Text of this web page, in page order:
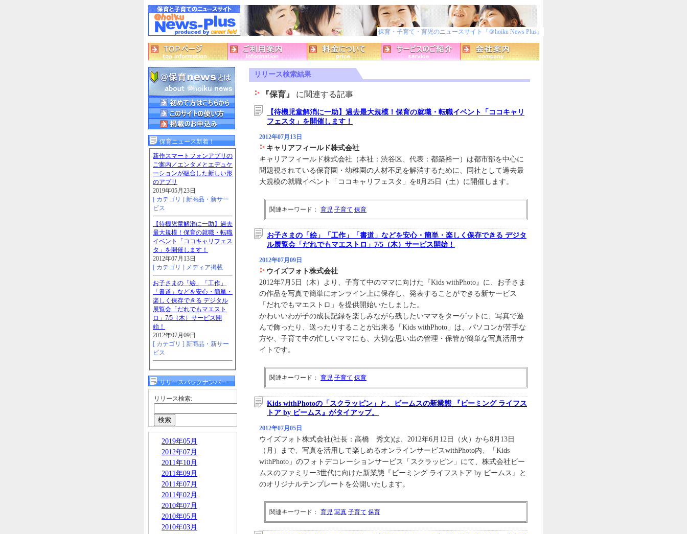
保育・子育て・育児のニュースサイト『＠hoiku News Plus』
保育ニュース新着！
新作スマートフォンアプリの
ご案内／エンタメとエデュケ
ーションが融合した新しい形
のアプリ
2019年05月23日
[ カテゴリ ] 新商品・新サー
ビス
【待機児童解消に一助】過去
最大規模！保育の就職・転職
イベント「ココキャリフェス
タ」を開催します！
2012年07月13日
[ カテゴリ ] メディア掲載
お子さまの「絵」「工作」
「書道」などを安心・簡単・
楽しく保存できる デジタル
展覧会「だれでもマエスト
ロ」7/5（木）サービス開
始！
2012年07月09日
[ カテゴリ ] 新商品・新サー
ビス
リリースバックナンバー
リリース検索:
2019年05月
2012年07月
2011年10月
2011年09月
2011年07月
2011年02月
2010年07月
2010年05月
2010年03月
リリース検索結果
『保育』 に関連する記事
【待機児童解消に一助】過去最大規模！保育の就職・転職イベント「ココキャリ
フェスタ」を開催します！
2012年07月13日
キャリアフィールド株式会社
キャリアフィールド株式会社（本社：渋谷区、代表：都築裕一）は都市部を中心に
問題視されている保育園・幼稚園の人材不足を解消するために、同社として過去最
大規模の就職イベント「ココキャリフェスタ」を8月25日（土）に開催します。
関連キーワード： 育児 子育て 保育
お子さまの「絵」「工作」「書道」などを安心・簡単・楽しく保存できる デジタ
ル展覧会「だれでもマエストロ」7/5（木）サービス開始！
2012年07月09日
ウイズフォト株式会社
2012年7月5日（木）より、子育て中のママに向けた『Kids withPhoto』に、お子さま
の作品を写真で簡単にオンライン上に保存し、発表することができる新サービス
「だれでもマエストロ」を提供開始いたしました。
かわいいわが子の成長記録を楽しみながら残したいママをターゲットに、写真で遊
んで飾ったり、送ったりすることが出来る「Kids withPhoto」は、パソコンが苦手な
方や、子育て中の忙しいママにも、大切な思い出の管理・保管が簡単な写真活用サ
イトです。
関連キーワード： 育児 子育て 保育
Kids withPhotoの「スクラッピン」と、ビームスの新業態 『ビーミング ライフス
トア by ビームス』がタイアップ。
2012年07月05日
ウイズフォト株式会社(社長：高橋 秀文)は、2012年6月12日（火）から8月13日
（月）まで、写真を活用して楽しめるオンラインサービスwithPhoto内、「Kids
withPhoto」のフォトデコレーションサービス「スクラッピン」にて、株式会社ビー
ムスのファミリー3世代に向けた新業態『ビーミング ライフストア by ビームス』と
のオリジナルテンプレートを公開いたします。
関連キーワード： 育児 写真 子育て 保育